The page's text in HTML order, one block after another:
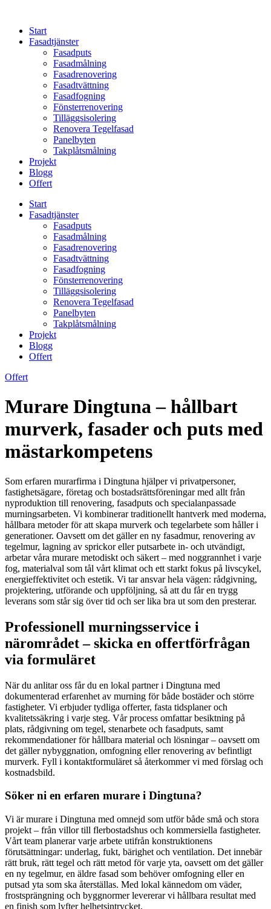
contentStart
Fasadtjänster
Fasadputs
Fasadmålning
Fasadrenovering
Fasadtvättning
Fasadfogning
Fönsterrenovering
Tilläggsisolering
Renovera Tegelfasad
Panelbyten
Takplåtsmålning
Projekt
Blogg
Offert
Start
Fasadtjänster
Fasadputs
Fasadmålning
Fasadrenovering
Fasadtvättning
Fasadfogning
Fönsterrenovering
Tilläggsisolering
Renovera Tegelfasad
Panelbyten
Takplåtsmålning
Projekt
Blogg
Offert
Offert
Murare Dingtuna – hållbart
murverk, fasader och puts med
mästarkompetens
Som erfaren murarfirma i Dingtuna hjälper vi privatpersoner,
fastighetsägare, företag och bostadsrättsföreningar med allt från
nyproduktion till renovering, fasadputs och specialanpassade
murningsarbeten. Vi kombinerar traditionellt hantverk med moderna,
hållbara metoder för att skapa murverk och tegelarbete som håller i
generationer. Oavsett om det gäller en ny fasadmur, renovering av
tegelmur, lagning av sprickor eller putsarbete in- och utvändigt,
arbetar våra murare metodiskt och säkert – med noggrannhet i varje
fog, materialval som tål vårt klimat och ett starkt fokus på livscykel,
energieffektivitet och estetik. Vi tar ansvar hela vägen: rådgivning,
projektering, utförande och uppföljning, så att du får en trygg
leverans som står sig över tid och ser lika bra ut som den presterar.
Professionell murningsservice i
närområdet – skicka en offertförfrågan
via formuläret
När du anlitar oss får du en lokal partner i Dingtuna med
dokumenterad erfarenhet av murning för både bostäder och större
fastigheter. Vi erbjuder tydliga offerter, fasta tidsplaner och
kvalitetssäkring i varje steg. Vår process omfattar besiktning på
plats, rådgivning om tegel, stenarbete och fasadputs, samt
rekommendationer för hållbara material och lösningar – oavsett om
det gäller nybyggnation, omfogning eller renovering av befintligt
murverk. Fyll i kontaktformuläret så återkommer vi med förslag och
kostnadsbild.
Söker ni en erfaren murare i Dingtuna?
Vi är murare i Dingtuna med omnejd som utför både små och stora
projekt – från villor till flerbostadshus och kommersiella fastigheter.
Vårt team planerar varje arbete utifrån konstruktionens
förutsättningar: underlag, fukt, bärighet och ventilation. Det innebär
rätt bruk, rätt tegel och rätt metod för varje yta, oavsett om det gäller
en ny tegelmur, en äldre fasad som behöver omfogning eller en
putsad yta som ska återställas. Med lokal kännedom om väder,
frostsprängning och byggnormer levererar vi hållbara resultat med
en finish som lyfter helhetsintrycket.